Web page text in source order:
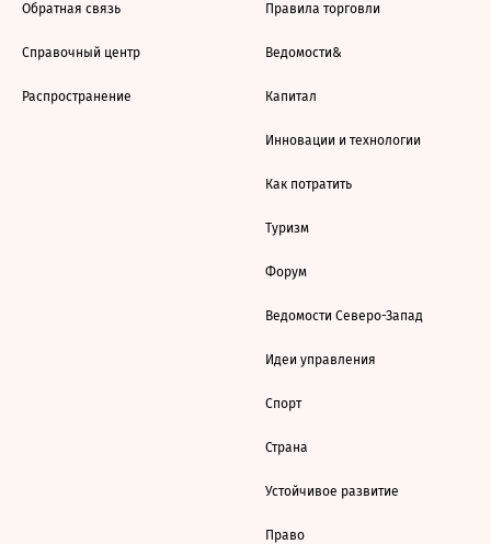
Обратная связь
Справочный центр
Распространение
Правила торговли
Ведомости&
Капитал
Инновации и технологии
Как потратить
Туризм
Форум
Ведомости Северо-Запад
Идеи управления
Спорт
Страна
Устойчивое развитие
Право